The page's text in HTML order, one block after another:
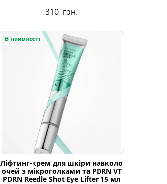
310 грн.
В наявності
Ліфтинг-крем для шкіри навколо
очей з мікроголками та PDRN VT
PDRN Reedle Shot Eye Lifter 15 мл